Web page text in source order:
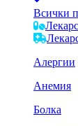
Всички
Алергии
Анемия
Болка